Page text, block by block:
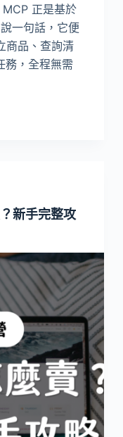
正是基於
一句話，它便
商品、查詢清
務，全程無需
新手完整攻